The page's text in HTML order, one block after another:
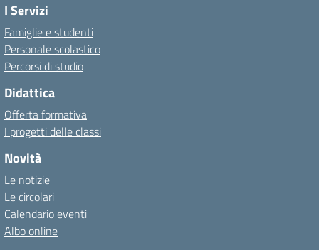
I Servizi
Famiglie e studenti
Personale scolastico
Percorsi di studio
Didattica
Offerta formativa
I progetti delle classi
Novità
Le notizie
Le circolari
Calendario eventi
Albo online